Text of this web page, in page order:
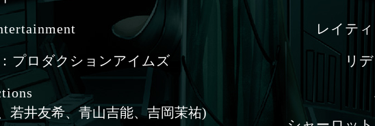
プロダクションアイムズ
若井友希、青山吉能、吉岡茉祐)
レイテ
リ